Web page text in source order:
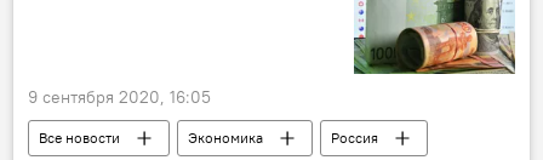
9 сентября 2020, 16:05
Все новости Экономика
Россия